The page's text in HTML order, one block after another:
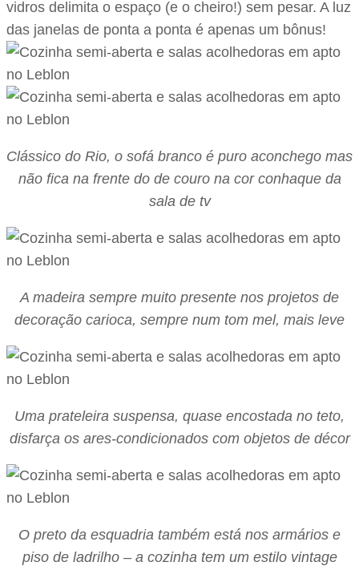
vidros delimita o espaço (e o cheiro!) sem pesar. A luz
das janelas de ponta a ponta é apenas um bônus!
Clássico do Rio, o sofá branco é puro aconchego mas
não fica na frente do de couro na cor conhaque da
sala de tv
A madeira sempre muito presente nos projetos de
decoração carioca, sempre num tom mel, mais leve
Uma prateleira suspensa, quase encostada no teto,
disfarça os ares-condicionados com objetos de décor
O preto da esquadria também está nos armários e
piso de ladrilho – a cozinha tem um estilo vintage